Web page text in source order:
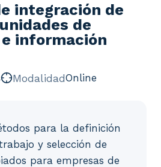
integración de
de
información
ModalidadOnline
para la definición
y selección de
para empresas de